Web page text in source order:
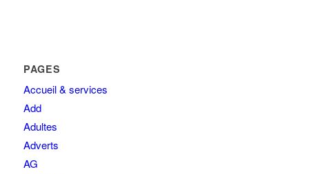
PAGES
Accueil & services
Add
Adultes
Adverts
AG